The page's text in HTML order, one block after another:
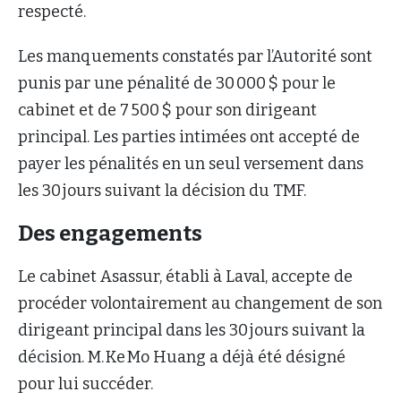
respecté.
Les manquements constatés par l’Autorité sont
punis par une pénalité de 30 000 $ pour le
cabinet et de 7 500 $ pour son dirigeant
principal. Les parties intimées ont accepté de
payer les pénalités en un seul versement dans
les 30 jours suivant la décision du TMF.
Des engagements
Le cabinet Asassur, établi à Laval, accepte de
procéder volontairement au changement de son
dirigeant principal dans les 30 jours suivant la
décision. M. Ke Mo Huang a déjà été désigné
pour lui succéder.